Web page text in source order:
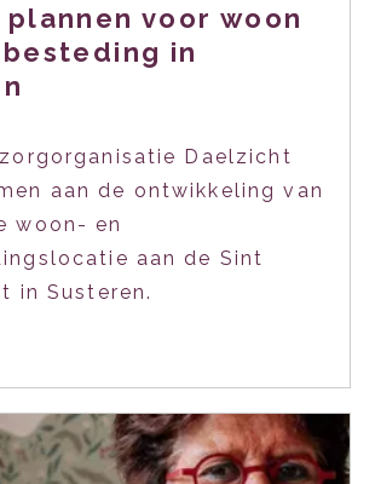
plannen voor woon
in
Daelzicht
aan de ontwikkeling van
woon- en
aan de Sint
in Susteren.